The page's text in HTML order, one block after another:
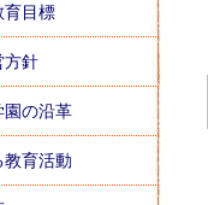
育目標
方針
園の沿革
育活動